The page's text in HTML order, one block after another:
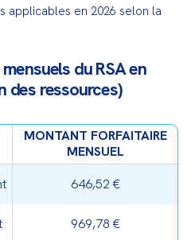
applicables en 2026 selon la
du RSA en
des ressources)
MONTANT FORFAITAIRE
MENSUEL
646,52 €
969,78 €